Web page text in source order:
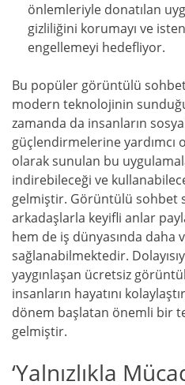
önlemleriyle donatılan
gizliliğini korumayı ve
engellemeyi hedefliyor.
Bu popüler görüntülü
modern teknolojinin
zamanda da insanların
güçlendirmelerine
olarak sunulan bu
indirebileceği ve
gelmiştir. Görüntülü sohbet
arkadaşlarla keyifli anlar
hem de iş dünyasında daha
sağlanabilmektedir.
yaygınlaşan ücretsiz
insanların hayatını
dönem başlatan önemli bir
gelmiştir.
‘Yalnızlıkla